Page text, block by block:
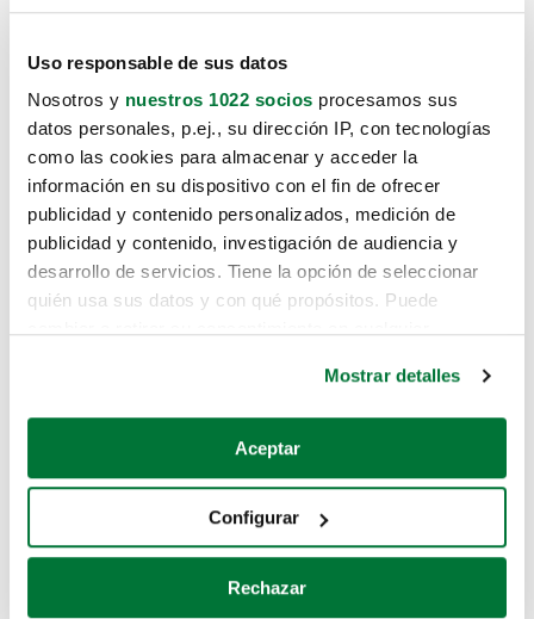
Uso responsable de sus datos
Nosotros y nuestros 1022 socios procesamos sus
datos personales, p.ej., su dirección IP, con tecnologías
como las cookies para almacenar y acceder la
información en su dispositivo con el fin de ofrecer
publicidad y contenido personalizados, medición de
publicidad y contenido, investigación de audiencia y
desarrollo de servicios. Tiene la opción de seleccionar
quién usa sus datos y con qué propósitos. Puede
Si lo permite, también quisiéramos:
Recopilar información sobre su ubicación geográfica
Identificar su dispositivo analizándolo activamente
para buscar características específicas (huellas
Mostrar detalles
Aceptar
Configurar
Rechazar
Lo sentimos, no sabemos como
te hemos traido hasta aquí.
Pero puedes encontrar el coche que estás
buscando en alguno de estos enlaces:
Coches de segunda mano
Coches de km0